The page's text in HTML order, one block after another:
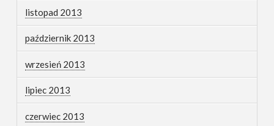
listopad 2013
październik 2013
wrzesień 2013
lipiec 2013
czerwiec 2013